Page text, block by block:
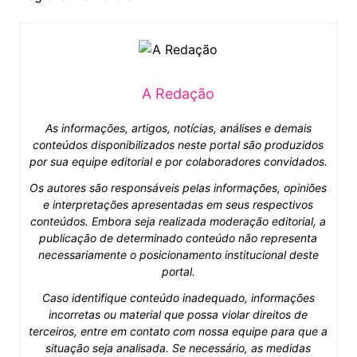
A Redação
As informações, artigos, notícias, análises e demais
conteúdos disponibilizados neste portal são produzidos
por sua equipe editorial e por colaboradores convidados.
Os autores são responsáveis pelas informações, opiniões
e interpretações apresentadas em seus respectivos
conteúdos. Embora seja realizada moderação editorial, a
publicação de determinado conteúdo não representa
necessariamente o posicionamento institucional deste
portal.
Caso identifique conteúdo inadequado, informações
incorretas ou material que possa violar direitos de
terceiros, entre em contato com nossa equipe para que a
situação seja analisada. Se necessário, as medidas